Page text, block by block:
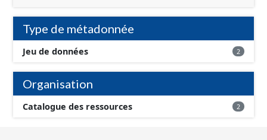
Type de métadonnée
Jeu de données 2
Organisation
Catalogue des ressources 2